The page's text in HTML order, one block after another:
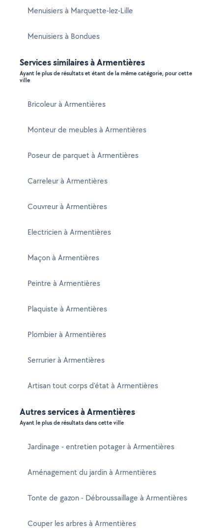
Menuisiers à Marquette-lez-Lille
Menuisiers à Bondues
Services similaires à Armentières
Ayant le plus de résultats et étant de la même catégorie, pour cette
ville
Bricoleur à Armentières
Monteur de meubles à Armentières
Poseur de parquet à Armentières
Carreleur à Armentières
Couvreur à Armentières
Electricien à Armentières
Maçon à Armentières
Peintre à Armentières
Plaquiste à Armentières
Plombier à Armentières
Serrurier à Armentières
Artisan tout corps d'état à Armentières
Autres services à Armentières
Ayant le plus de résultats dans cette ville
Jardinage - entretien potager à Armentières
Aménagement du jardin à Armentières
Tonte de gazon - Débroussaillage à Armentières
Couper les arbres à Armentières